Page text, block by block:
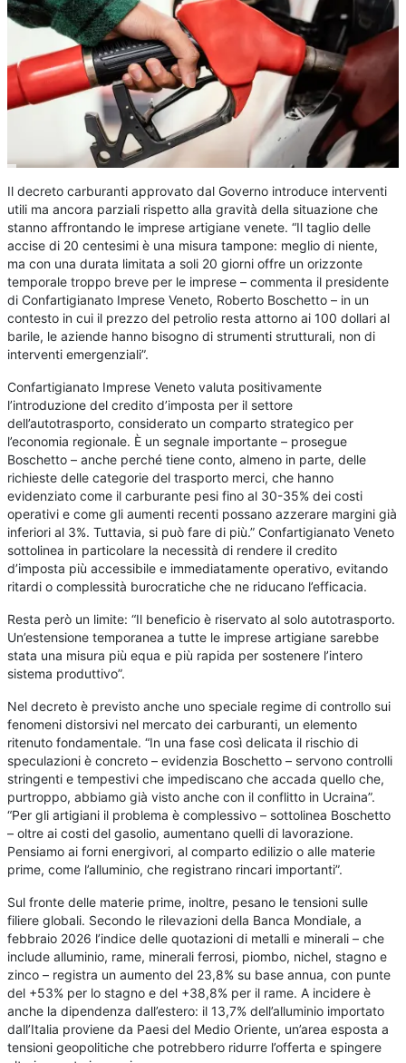
Il decreto carburanti approvato dal Governo introduce interventi
utili ma ancora parziali rispetto alla gravità della situazione che
stanno affrontando le imprese artigiane venete. “Il taglio delle
accise di 20 centesimi è una misura tampone: meglio di niente,
ma con una durata limitata a soli 20 giorni offre un orizzonte
temporale troppo breve per le imprese – commenta il presidente
di Confartigianato Imprese Veneto, Roberto Boschetto – in un
contesto in cui il prezzo del petrolio resta attorno ai 100 dollari al
barile, le aziende hanno bisogno di strumenti strutturali, non di
interventi emergenziali”.
Confartigianato Imprese Veneto valuta positivamente
l’introduzione del credito d’imposta per il settore
dell’autotrasporto, considerato un comparto strategico per
l’economia regionale. È un segnale importante – prosegue
Boschetto – anche perché tiene conto, almeno in parte, delle
richieste delle categorie del trasporto merci, che hanno
evidenziato come il carburante pesi fino al 30-35% dei costi
operativi e come gli aumenti recenti possano azzerare margini già
inferiori al 3%. Tuttavia, si può fare di più.” Confartigianato Veneto
sottolinea in particolare la necessità di rendere il credito
d’imposta più accessibile e immediatamente operativo, evitando
ritardi o complessità burocratiche che ne riducano l’efficacia.
Resta però un limite: “Il beneficio è riservato al solo autotrasporto.
Un’estensione temporanea a tutte le imprese artigiane sarebbe
stata una misura più equa e più rapida per sostenere l’intero
sistema produttivo”.
Nel decreto è previsto anche uno speciale regime di controllo sui
fenomeni distorsivi nel mercato dei carburanti, un elemento
ritenuto fondamentale. “In una fase così delicata il rischio di
speculazioni è concreto – evidenzia Boschetto – servono controlli
stringenti e tempestivi che impediscano che accada quello che,
purtroppo, abbiamo già visto anche con il conflitto in Ucraina”.
“Per gli artigiani il problema è complessivo – sottolinea Boschetto
– oltre ai costi del gasolio, aumentano quelli di lavorazione.
Pensiamo ai forni energivori, al comparto edilizio o alle materie
prime, come l’alluminio, che registrano rincari importanti”.
Sul fronte delle materie prime, inoltre, pesano le tensioni sulle
filiere globali. Secondo le rilevazioni della Banca Mondiale, a
febbraio 2026 l’indice delle quotazioni di metalli e minerali – che
include alluminio, rame, minerali ferrosi, piombo, nichel, stagno e
zinco – registra un aumento del 23,8% su base annua, con punte
del +53% per lo stagno e del +38,8% per il rame. A incidere è
anche la dipendenza dall’estero: il 13,7% dell’alluminio importato
dall’Italia proviene da Paesi del Medio Oriente, un’area esposta a
tensioni geopolitiche che potrebbero ridurre l’offerta e spingere